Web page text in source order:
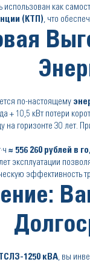
как
(КТП), что
по-настоящему
+ 10,5 кВт потери
горизонте 30 лет.
≈ 556 260 рублей в
эксплуатации
эффективность
1250 кВА, вы